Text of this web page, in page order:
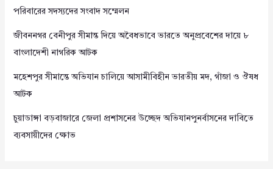
পরিবারের সদস্যদের সংবাদ সম্মেলন
জীবননগর বেনীপুর সীমান্ত দিয়ে অবৈধভাবে ভারতে অনুপ্রবেশের দায়ে ৮
বাংলাদেশী নাগরিক আটক
মহেশপুর সীমান্তে অভিযান চালিয়ে আসামীবিহীন ভারতীয় মদ, গাঁজা ও ঔষধ
আটক
চুয়াডাঙ্গা বড়বাজারে জেলা প্রশাসনের উচ্ছেদ অভিযানপুনর্বাসনের দাবিতে
ব্যবসায়ীদের ক্ষোভ